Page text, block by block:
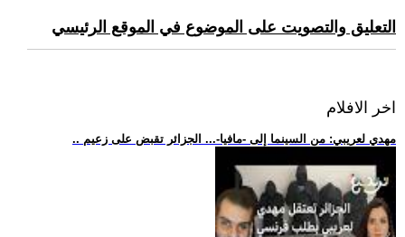
التعليق والتصويت على الموضوع في الموقع الرئيسي
اخر الافلام
.. مهدي لعريبي: من السينما إلى -مافيا-... الجزائر تقبض على زعيم